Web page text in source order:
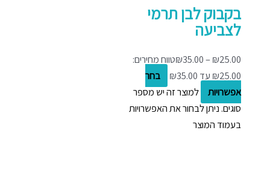
בקבוק לבן תרמי
לצביעה
₪25.00
–
₪35.00 טווח מחירים:
בחר
אפשרויות
למוצר זה יש מספר
סוגים. ניתן לבחור את האפשרויות
בעמוד המוצר